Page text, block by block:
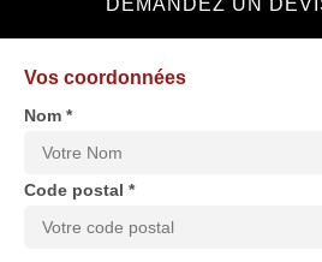
Vos coordonnées
Nom *
Code postal *